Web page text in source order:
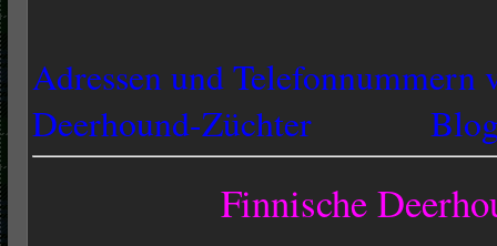
Adressen und Telefonnummern
Deerhound-Züchter
Finnische